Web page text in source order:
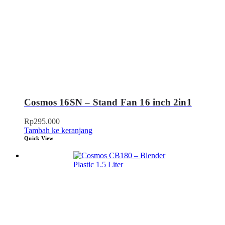
Cosmos 16SN – Stand Fan 16 inch 2in1
Rp295.000
Tambah ke keranjang
Quick View